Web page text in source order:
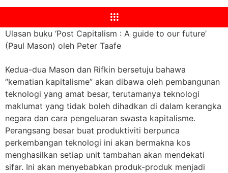
Ulasan buku ‘Post Capitalism : A guide to our future’
(Paul Mason) oleh Peter Taafe
Kedua-dua Mason dan Rifkin bersetuju bahawa
“kematian kapitalisme” akan dibawa oleh pembangunan
teknologi yang amat besar, terutamanya teknologi
maklumat yang tidak boleh dihadkan di dalam kerangka
negara dan cara pengeluaran swasta kapitalisme.
Perangsang besar buat produktiviti berpunca
perkembangan teknologi ini akan bermakna kos
menghasilkan setiap unit tambahan akan mendekati
sifar. Ini akan menyebabkan produk-produk menjadi